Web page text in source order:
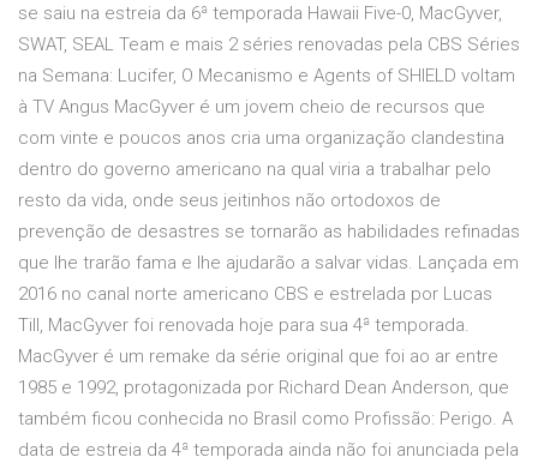
se saiu na estreia da 6ª temporada Hawaii Five-0, MacGyver,
SWAT, SEAL Team e mais 2 séries renovadas pela CBS Séries
na Semana: Lucifer, O Mecanismo e Agents of SHIELD voltam
à TV Angus MacGyver é um jovem cheio de recursos que
com vinte e poucos anos cria uma organização clandestina
dentro do governo americano na qual viria a trabalhar pelo
resto da vida, onde seus jeitinhos não ortodoxos de
prevenção de desastres se tornarão as habilidades refinadas
que lhe trarão fama e lhe ajudarão a salvar vidas. Lançada em
2016 no canal norte americano CBS e estrelada por Lucas
Till, MacGyver foi renovada hoje para sua 4ª temporada.
MacGyver é um remake da série original que foi ao ar entre
1985 e 1992, protagonizada por Richard Dean Anderson, que
também ficou conhecida no Brasil como Profissão: Perigo. A
data de estreia da 4ª temporada ainda não foi anunciada pela